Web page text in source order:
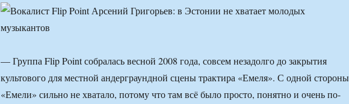
— Группа Flip Point собралась весной 2008 года, совсем незадолго до закрытия
культового для местной андерграундной сцены трактира «Емеля». С одной
«Емели» сильно не хватало, потому что там всё было просто, понятно и очень по-